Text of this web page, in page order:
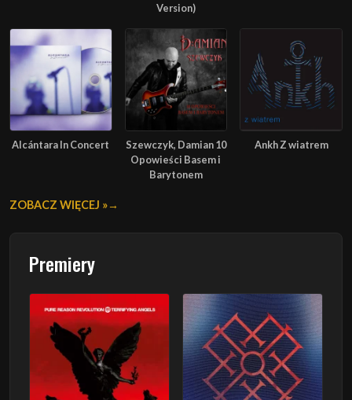
Version)
Alcántara In Concert
Szewczyk, Damian 10
Opowieści Basem i
Barytonem
Ankh Z wiatrem
ZOBACZ WIĘCEJ »
Premiery